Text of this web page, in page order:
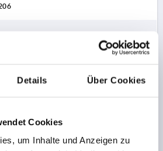
Details Über Cookies
Cookies
um Inhalte und Anzeigen zu
DETAILS